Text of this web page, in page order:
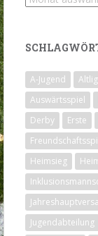
A-Jugend
Auswärtsspiel
Derby
Erste
Heimsieg
Jugendabteilung